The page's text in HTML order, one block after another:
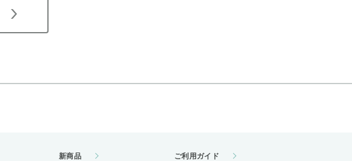
新商品 ご利用ガイド